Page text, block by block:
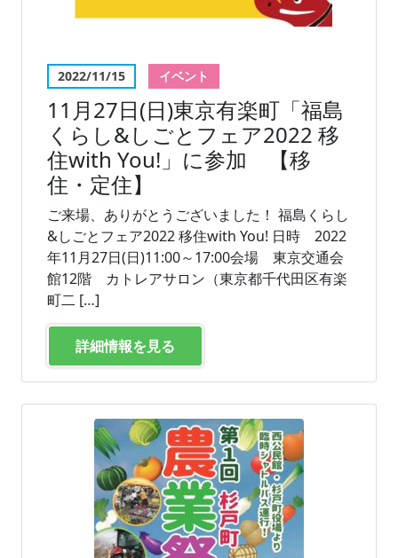
2022/11/15 イベント
11月27日(日)東京有楽町「福島
くらし&しごとフェア2022 移
住with You!」に参加 【移
住・定住】
ご来場、ありがとうございました！ 福島くらし
&しごとフェア2022 移住with You! 日時 2022
年11月27日(日)11:00～17:00会場 東京交通会
館12階 カトレアサロン（東京都千代田区有楽
町二 […]
詳細情報を見る